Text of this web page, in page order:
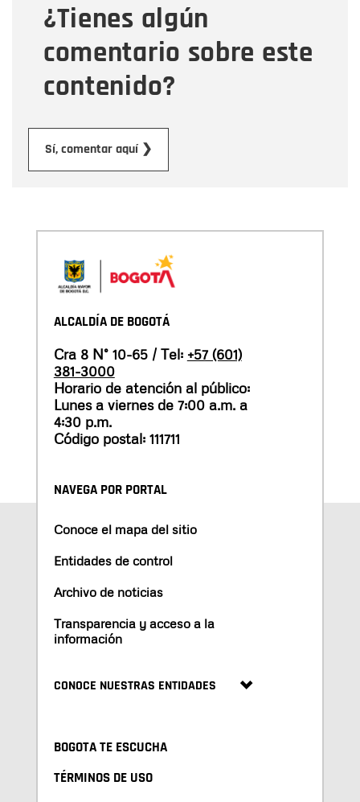
¿Tienes algún
comentario sobre este
contenido?
Sí, comentar aquí ❯
Mensaje
ALCALDÍA DE BOGOTÁ
Cra 8 N° 10-65 / Tel: +57 (601)
381-3000
Horario de atención al público:
Lunes a viernes de 7:00 a.m. a
4:30 p.m.
Código postal: 111711
NAVEGA POR PORTAL
Conoce el mapa del sitio
Entidades de control
Archivo de noticias
Transparencia y acceso a la
información
CONOCE NUESTRAS ENTIDADES
BOGOTA TE ESCUCHA
TÉRMINOS DE USO